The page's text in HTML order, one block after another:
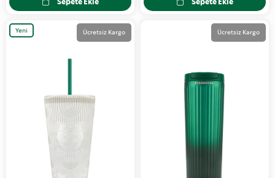
Sepete Ekle Sepete Ekle
Ücretsiz Kargo
Yeni
Ücretsiz Kargo